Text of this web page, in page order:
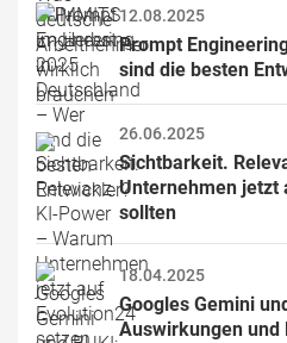
12.08.2025
Prompt
sind die besten
26.06.2025
Sichtbarkeit.
Unternehmen jetzt
sollten
18.04.2025
Googles Gemini
Auswirkungen und